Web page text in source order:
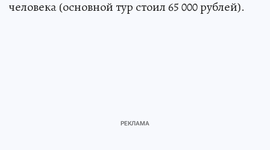
человека (основной тур стоил 65 000 рублей).